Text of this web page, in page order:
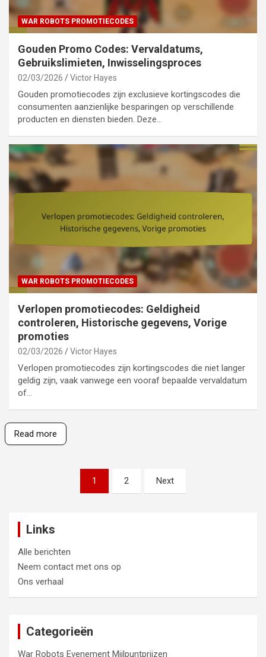
WAR ROBOTS PROMOTIECODES
Gouden Promo Codes: Vervaldatums,
Gebruikslimieten, Inwisselingsproces
02/03/2026 Victor Hayes
Gouden promotiecodes zijn exclusieve kortingscodes die
consumenten aanzienlijke besparingen op verschillende
producten en diensten bieden. Deze…
WAR ROBOTS PROMOTIECODES
Verlopen promotiecodes: Geldigheid
controleren, Historische gegevens, Vorige
promoties
02/03/2026 Victor Hayes
Verlopen promotiecodes zijn kortingscodes die niet langer
geldig zijn, vaak vanwege een vooraf bepaalde vervaldatum
of…
Read more
1 2 Next
Links
Alle berichten
Neem contact met ons op
Ons verhaal
Categorieën
War Robots Evenement Mijlpuntprijzen